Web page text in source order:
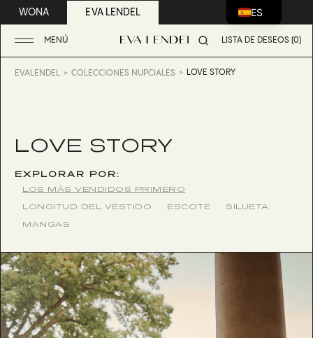
WONA EVA LENDEL
MENÚ LISTA DE DESEOS (0)
EVALENDEL COLECCIONES NUPCIALES LOVE STORY
LOVE STORY
EXPLORAR POR:
LOS MÁS VENDIDOS PRIMERO
LONGITUD DEL VESTIDO
ESCOTE
SILUETA
MANGAS
ES